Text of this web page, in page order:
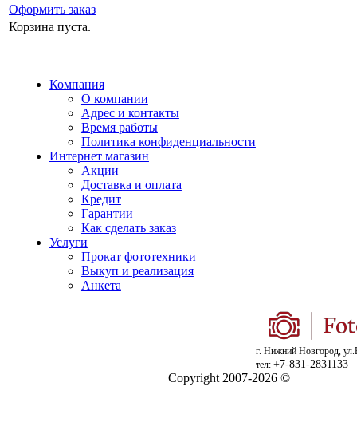
Оформить заказ
Корзина пуста.
Компания
О компании
Адрес и контакты
Время работы
Политика конфиденциальности
Интернет магазин
Акции
Доставка и оплата
Кредит
Гарантии
Как сделать заказ
Услуги
Прокат фототехники
Выкуп и реализация
Анкета
г. Нижний Новгород,
тел: +7-831-2831133
Copyright 2007-2026 ©